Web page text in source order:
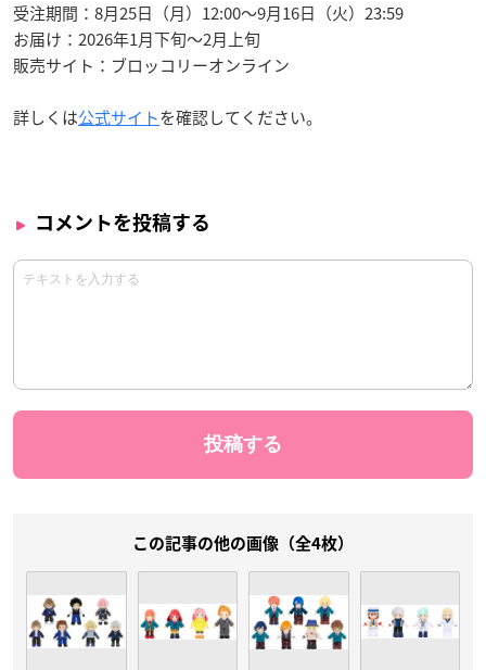
受注期間：8月25日（月）12:00～9月16日（火）23:59
お届け：2026年1月下旬〜2月上旬
販売サイト：ブロッコリーオンライン
詳しくは公式サイトを確認してください。
コメントを投稿する
この記事の他の画像（全4枚）